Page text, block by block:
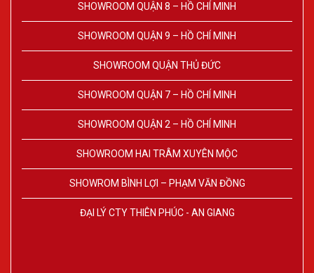
SHOWROOM QUẬN 8 – HỒ CHÍ MINH
SHOWROOM QUẬN 9 – HỒ CHÍ MINH
SHOWROOM QUẬN THỦ ĐỨC
SHOWROOM QUẬN 7 – HỒ CHÍ MINH
SHOWROOM QUẬN 2 – HỒ CHÍ MINH
SHOWROOM HAI TRÂM XUYÊN MỘC
SHOWROM BÌNH LỢI – PHẠM VĂN ĐỒNG
ĐẠI LÝ CTY THIÊN PHÚC - AN GIANG